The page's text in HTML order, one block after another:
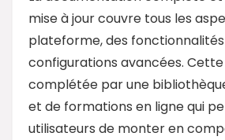
mise à jour couvre tous les
plateforme, des
configurations avancées.
complétée par une
et de formations en ligne qui
utilisateurs de monter en